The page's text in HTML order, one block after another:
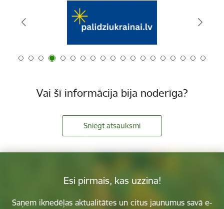
Vai šī informācija bija noderīga?
Sniegt atsauksmi
Esi pirmais, kas uzzina!
Saņem iknedēļas aktualitātes un citus jaunumus savā e-